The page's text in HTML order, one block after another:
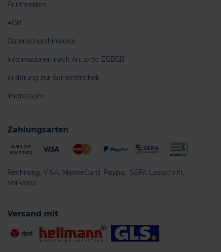
Printmedien
AGB
Datenschutzhinweise
Informationen nach Art. 246c EGBGB
Erklärung zur Barrierefreiheit
Impressum
Zahlungsarten
Rechnung, VISA, MasterCard, Paypal, SEPA Lastschrift,
Vorkasse
Versand mit